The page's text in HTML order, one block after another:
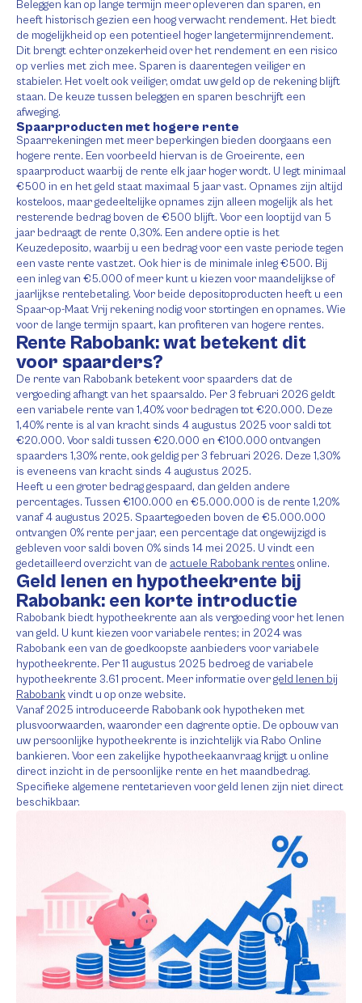
Beleggen kan op lange termijn meer opleveren dan sparen, en
heeft historisch gezien een hoog verwacht rendement. Het biedt
de mogelijkheid op een potentieel hoger langetermijnrendement.
Dit brengt echter onzekerheid over het rendement en een risico
op verlies met zich mee. Sparen is daarentegen veiliger en
stabieler. Het voelt ook veiliger, omdat uw geld op de rekening blijft
staan. De keuze tussen beleggen en sparen beschrijft een
afweging.
Spaarproducten met hogere rente
Spaarrekeningen met meer beperkingen bieden doorgaans een
hogere rente. Een voorbeeld hiervan is de Groeirente, een
spaarproduct waarbij de rente elk jaar hoger wordt. U legt minimaal
€500 in en het geld staat maximaal 5 jaar vast. Opnames zijn altijd
kosteloos, maar gedeeltelijke opnames zijn alleen mogelijk als het
resterende bedrag boven de €500 blijft. Voor een looptijd van 5
jaar bedraagt de rente 0,30%. Een andere optie is het
Keuzedeposito, waarbij u een bedrag voor een vaste periode tegen
een vaste rente vastzet. Ook hier is de minimale inleg €500. Bij
een inleg van €5.000 of meer kunt u kiezen voor maandelijkse of
jaarlijkse rentebetaling. Voor beide depositoproducten heeft u een
Spaar-op-Maat Vrij rekening nodig voor stortingen en opnames. Wie
voor de lange termijn spaart, kan profiteren van hogere rentes.
Rente Rabobank: wat betekent dit
voor spaarders?
De rente van Rabobank betekent voor spaarders dat de
vergoeding afhangt van het spaarsaldo. Per 3 februari 2026 geldt
een variabele rente van 1,40% voor bedragen tot €20.000. Deze
1,40% rente is al van kracht sinds 4 augustus 2025 voor saldi tot
€20.000. Voor saldi tussen €20.000 en €100.000 ontvangen
spaarders 1,30% rente, ook geldig per 3 februari 2026. Deze 1,30%
is eveneens van kracht sinds 4 augustus 2025.
Heeft u een groter bedrag gespaard, dan gelden andere
percentages. Tussen €100.000 en €5.000.000 is de rente 1,20%
vanaf 4 augustus 2025. Spaartegoeden boven de €5.000.000
ontvangen 0% rente per jaar, een percentage dat ongewijzigd is
gebleven voor saldi boven 0% sinds 14 mei 2025. U vindt een
gedetailleerd overzicht van de actuele Rabobank rentes online.
Geld lenen en hypotheekrente bij
Rabobank: een korte introductie
Rabobank biedt hypotheekrente aan als vergoeding voor het lenen
van geld. U kunt kiezen voor variabele rentes; in 2024 was
Rabobank een van de goedkoopste aanbieders voor variabele
hypotheekrente. Per 11 augustus 2025 bedroeg de variabele
hypotheekrente 3.61 procent. Meer informatie overgeld lenen bij
Rabobankvindt u op onze website.
Vanaf 2025 introduceerde Rabobank ook hypotheken met
plusvoorwaarden, waaronder een dagrente optie. De opbouw van
uw persoonlijke hypotheekrente is inzichtelijk via Rabo Online
bankieren. Voor een zakelijke hypotheekaanvraag krijgt u online
direct inzicht in de persoonlijke rente en het maandbedrag.
Specifieke algemene rentetarieven voor geld lenen zijn niet direct
beschikbaar.